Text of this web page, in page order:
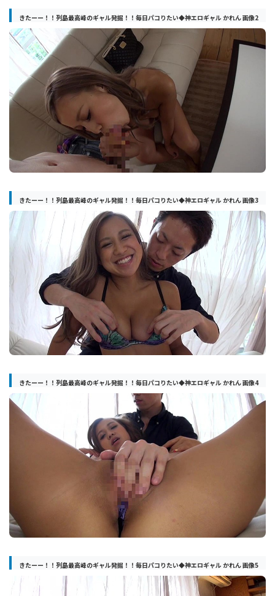
きたーー！！列島最高峰のギャル発掘！！毎日パコりたい◆神エロギャル かれん 画像2
きたーー！！列島最高峰のギャル発掘！！毎日パコりたい◆神エロギャル かれん 画像3
きたーー！！列島最高峰のギャル発掘！！毎日パコりたい◆神エロギャル かれん 画像4
きたーー！！列島最高峰のギャル発掘！！毎日パコりたい◆神エロギャル かれん 画像5